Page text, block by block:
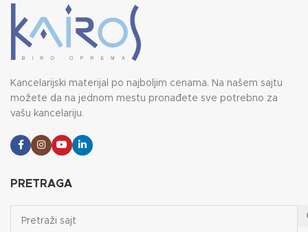
Kancelarijski materijal po najboljim cenama. Na našem sajtu
možete da na jednom mestu pronađete sve potrebno za
vašu kancelariju.
PRETRAGA